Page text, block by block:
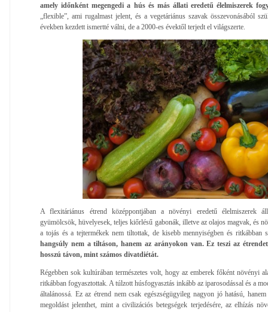
amely időnként megengedi a hús és más állati eredetű élelmiszerek
„flexible”, ami rugalmast jelent, és a vegetáriánus szavak összevonásából
években kezdett ismertté válni, de a 2000-es évektől terjedt el világszerte.
A flexitáriánus étrend középpontjában a növényi eredetű élelmiszerek
gyümölcsök, hüvelyesek, teljes kiőrlésű gabonák, illetve az olajos magvak, és
a tojás és a tejtermékek nem tiltottak, de kisebb mennyiségben és ritkábban
hangsúly nem a tiltáson, hanem az arányokon van. Ez teszi az
hosszú távon, mint számos divatdiétát.
Régebben sok kultúrában természetes volt, hogy az emberek főként növényi
ritkábban fogyasztottak. A túlzott húsfogyasztás inkább az iparosodással és a
általánossá. Ez az étrend nem csak egészségügyileg nagyon jó hatású,
megoldást jelenthet, mint a civilizációs betegségek terjedésére, az elhízás